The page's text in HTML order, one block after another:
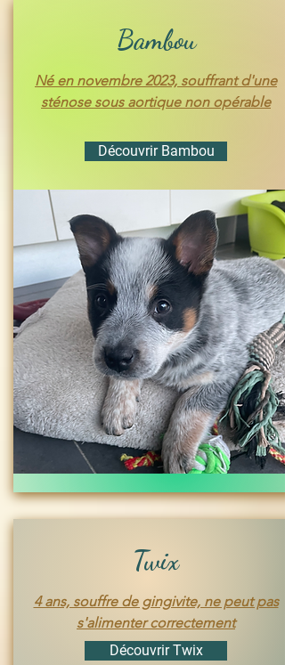
Bambou
Né en novembre 2023, souffrant d'une
sténose sous aortique non opérable
Découvrir Bambou
Twix
4 ans, souffre de gingivite, ne peut pas
s'alimenter correctement
Découvrir Twix